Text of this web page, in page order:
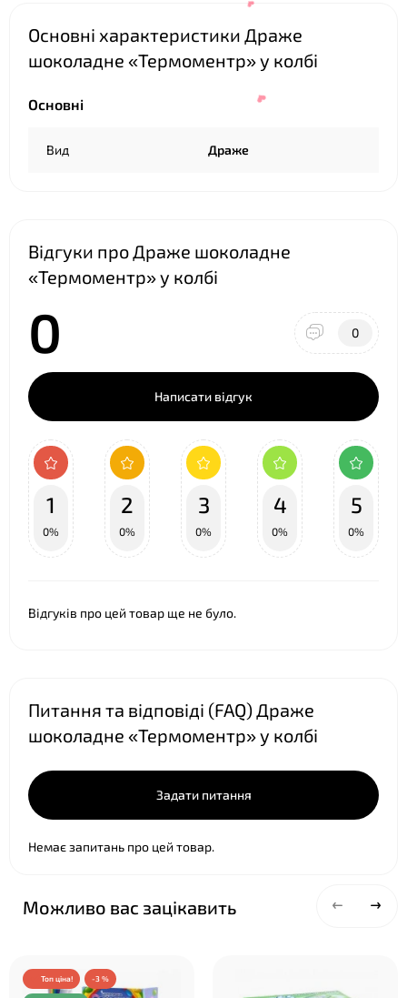
Основні характеристики Драже
шоколадне «Термоментр» у колбі
Основні
Вид Драже
Відгуки про Драже шоколадне
«Термоментр» у колбі
0 0
Написати відгук
1
0%
2
0%
3
0%
4
0%
5
0%
Відгуків про цей товар ще не було.
Питання та відповіді (FAQ) Драже
шоколадне «Термоментр» у колбі
Задати питання
Немає запитань про цей товар.
Можливо вас зацікавить
Топ ціна! -3 %